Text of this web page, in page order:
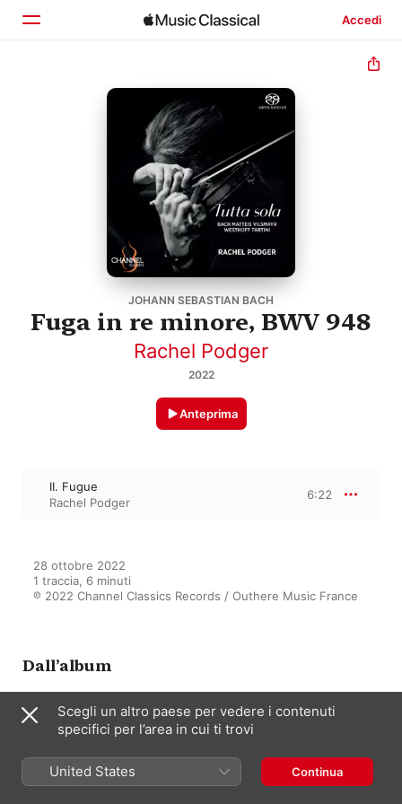
Accedi
JOHANN SEBASTIAN BACH
Fuga in re minore, BWV 948
Rachel Podger
2022
Anteprima
II. Fugue
Rachel Podger
6:22
28 ottobre 2022
1 traccia, 6 minuti
℗ 2022 Channel Classics Records / Outhere Music France
Dall’album
Tutta sola
Rachel Podger
Scegli un altro paese per vedere i contenuti
specifici per l’area in cui ti trovi
United States Continua